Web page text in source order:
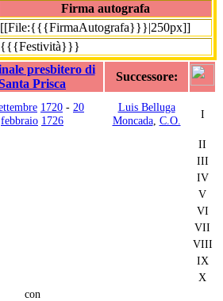
Firma autografa
[[File:{{{FirmaAutografa}}}|250px]]
{{{Festività}}}
presbitero di
Prisca
Successore:
1720 - 20
febbraio 1726
Luis Belluga
Moncada, C.O. I
II
III
IV
V
VI
VII
VIII
IX
X
con